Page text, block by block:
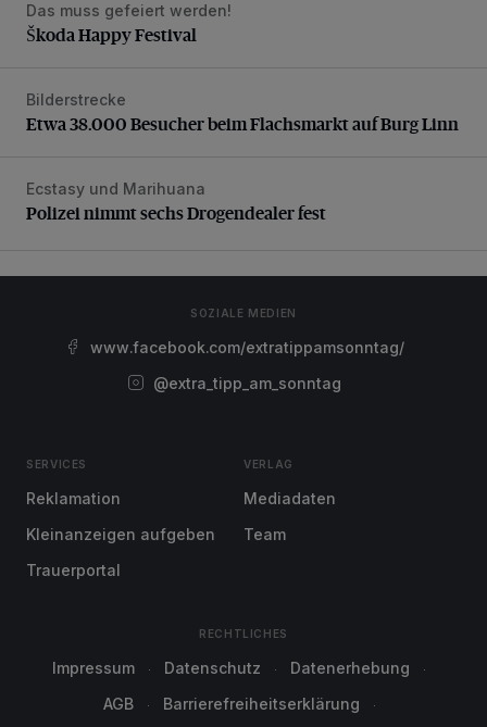
Škoda Happy Festival
Das muss gefeiert werden!
Škoda Happy Festival
Etwa 38.000 Besucher beim Flachsmarkt auf Burg Linn
Bilderstrecke
Etwa 38.000 Besucher beim Flachsmarkt auf Burg Linn
Polizei nimmt sechs Drogendealer fest
Ecstasy und Marihuana
Polizei nimmt sechs Drogendealer fest
SOZIALE MEDIEN
www.facebook.com/extratippamsonntag/
@extra_tipp_am_sonntag
SERVICES
Reklamation
Kleinanzeigen aufgeben
Trauerportal
VERLAG
Mediadaten
Team
RECHTLICHES
Impressum Datenschutz
Datenerhebung
AGB
Barrierefreiheitserklärung